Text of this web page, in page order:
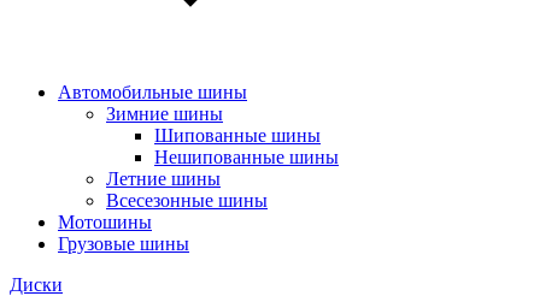
Автомобильные шины
Зимние шины
Шипованные шины
Нешипованные шины
Летние шины
Всесезонные шины
Мотошины
Грузовые шины
Диски